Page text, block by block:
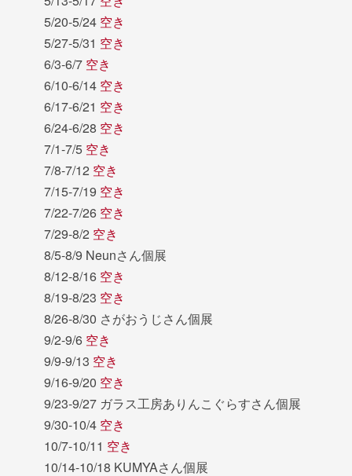
5/20-5/24 空き
5/27-5/31 空き
6/3-6/7 空き
6/10-6/14 空き
6/17-6/21 空き
6/24-6/28 空き
7/1-7/5 空き
7/8-7/12 空き
7/15-7/19 空き
7/22-7/26 空き
7/29-8/2 空き
8/5-8/9 Neunさん個展
8/12-8/16 空き
8/19-8/23 空き
8/26-8/30 さがおうじさん個展
9/2-9/6 空き
9/9-9/13 空き
9/16-9/20 空き
9/23-9/27 ガラス工房ありんこぐらすさん個展
9/30-10/4 空き
10/7-10/11 空き
10/14-10/18 KUMYAさん個展